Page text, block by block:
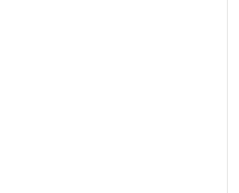
alquilar una propiedad